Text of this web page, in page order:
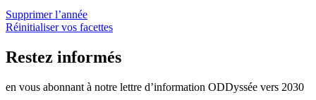
Supprimer l’année
Réinitialiser vos facettes
Restez informés
en vous abonnant à notre lettre d’information ODDyssée vers 2030